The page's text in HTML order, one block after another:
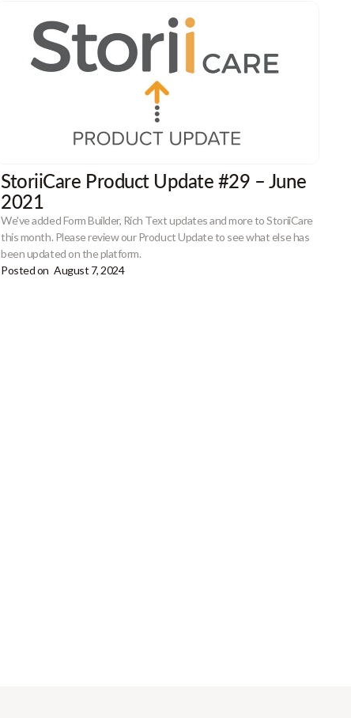
StoriiCare Product Update #29 – June
2021
We've added Form Builder, Rich Text updates and more to StoriiCare
this month. Please review our Product Update to see what else has
been updated on the platform.
Posted on August 7, 2024